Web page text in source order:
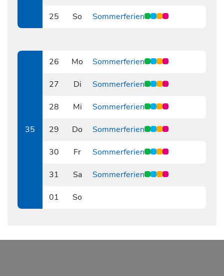
25
So Sommerferien
35
26
Mo Sommerferien
27
Di Sommerferien
28
Mi Sommerferien
29
Do Sommerferien
30
Fr Sommerferien
31
Sa Sommerferien
01
So